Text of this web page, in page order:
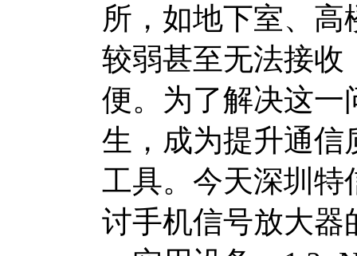
所，如地下室、
较弱甚至无法接收
便。为了解决这一
生，成为提升通信
工具。今天深圳特
讨手机信号放大器